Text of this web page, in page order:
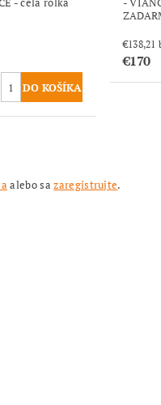
€170
alebo sazaregistrujte.